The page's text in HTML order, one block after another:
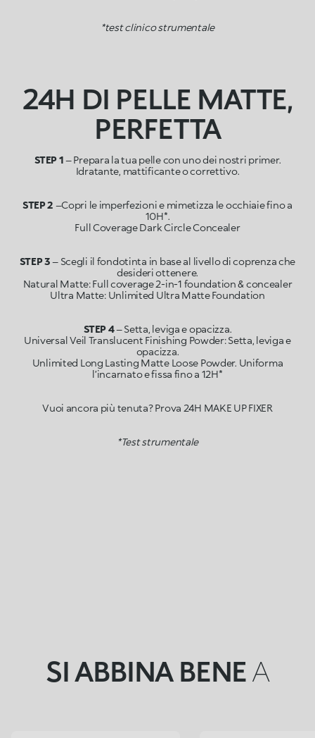
*test clinico strumentale
24H DI PELLE MATTE,
PERFETTA
STEP 1– Prepara la tua pelle con uno dei nostri primer.
STEP 2 –Copri le imperfezioni e mimetizza le occhiaie fino a
10H*.
Full Coverage Dark Circle Concealer
STEP 3– Scegli il fondotinta in base al livello di coprenza che
desideri ottenere.
Natural Matte: Full coverage 2-in-1 foundation & concealer
STEP 4– Setta, leviga e opacizza.
Universal Veil Translucent Finishing Powder: Setta, leviga e
opacizza.
Unlimited Long Lasting Matte Loose Powder. Uniforma
l’incarnato e fissa fino a 12H*
Vuoi ancora più tenuta? Prova 24H MAKE UP FIXER
*Test strumentale
SI ABBINA BENEA